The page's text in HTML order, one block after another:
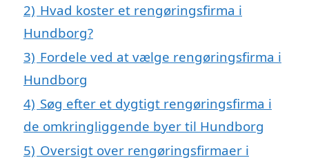
2) Hvad koster et rengøringsfirma i
Hundborg?
3) Fordele ved at vælge rengøringsfirma i
Hundborg
4) Søg efter et dygtigt rengøringsfirma i
de omkringliggende byer til Hundborg
5) Oversigt over rengøringsfirmaer i